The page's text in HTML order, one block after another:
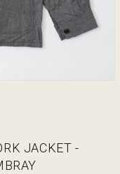
JACKET -